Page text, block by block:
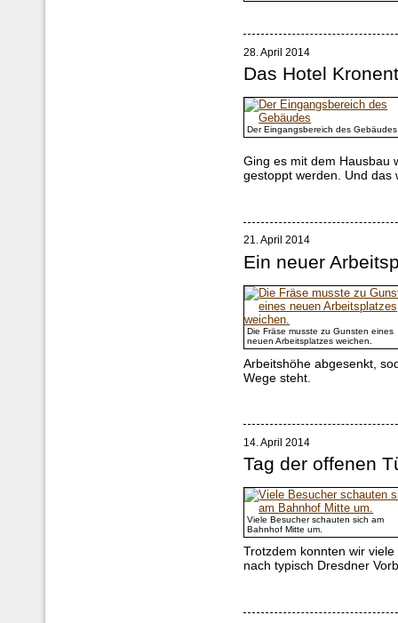
28. April 2014
Das Hotel
Der Eingangsbereich des Gebäudes
Ging es mit dem Hausbau
gestoppt werden. Und das
21. April 2014
Ein neuer
Die Fräse musste zu Gunsten eines
neuen Arbeitsplatzes weichen.
Arbeitshöhe abgesenkt,
Wege steht.
14. April 2014
Tag der offenen
Viele Besucher schauten sich am
Bahnhof Mitte um.
Trotzdem konnten wir
nach typisch Dresdner